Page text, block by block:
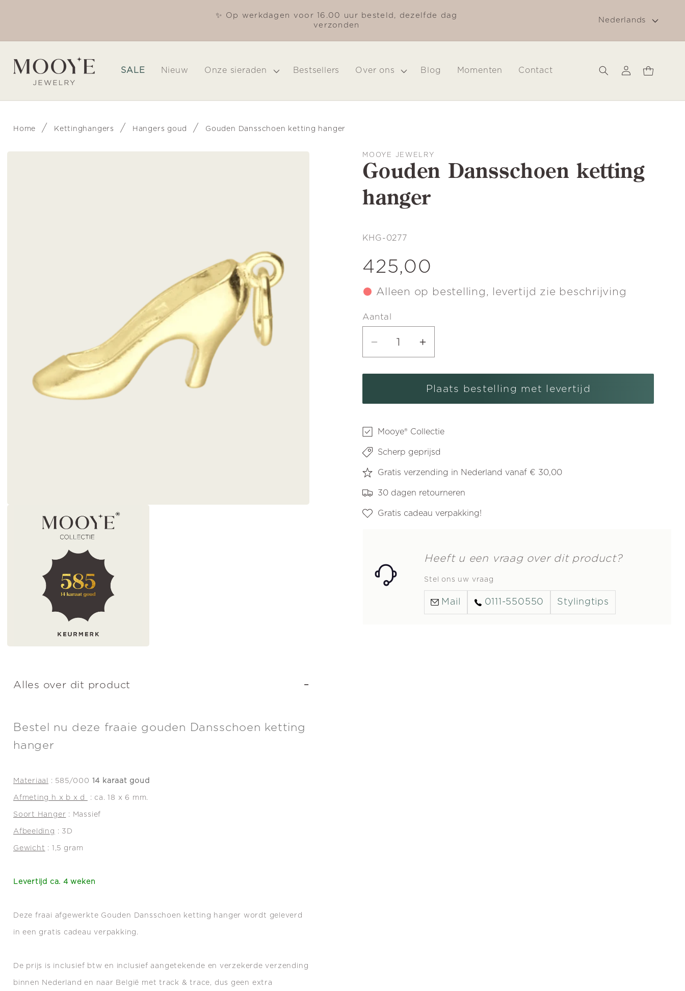
✨ Op werkdagen voor 16.00 uur besteld, dezelfde dag
verzonden
Gratis verzending in Nederland vanaf €
Nederlands
SALE Nieuw Onze sieraden Bestsellers Over ons Blog Momenten Contact Inloggen
Winkelwagen
Home / Kettinghangers / Hangers goud / Gouden Dansschoen ketting hanger
Alles over dit product -
Bestel nu deze fraaie gouden Dansschoen ketting
hanger
Materiaal : 585/00 0 14 karaat goud
Afmeting h x b x d : ca. 18 x 6 mm.
Soort Hanger : Massief
Afbeelding : 3D
Gewicht : 1,5 gram
Levertijd ca. 4 weken
Deze fraai afgewerkte Gouden Dansschoen ketting hanger wordt geleverd
in een gratis cadeau verpakking.
De prijs is inclusief btw en inclusief aangetekende en verzekerde verzending
binnen Nederland en naar België met track & trace, dus geen extra
MOOYE JEWELRY
Gouden Dansschoen ketting
hanger
SKU:
KHG-0277
Normale
prijs
425,00
Alleen op bestelling, levertijd zie beschrijving
Aantal
Aantal
voor
Dansschoen
hanger
Aantal
voor
Gouden
Dansschoen
hanger
Plaats bestelling met levertijd
Mooye® Collectie
Scherp geprijsd
Gratis verzending in Nederland vanaf € 30,00
30 dagen retourneren
Gratis cadeau verpakking!
Heeft u een vraag over dit product?
Stel ons uw vraag
Mail 0111-550550 Stylingtips